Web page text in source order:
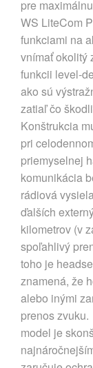
pre
WS LiteCom
funkciami na
vnímať okolitý
funkcii level-
ako sú
zatiaľ čo
Konštrukcia
pri
priemyselnej
komunikácia
rádiová
ďalších
kilometrov (v
spoľahlivý
toho je
znamená, že
alebo inými
prenos
model je